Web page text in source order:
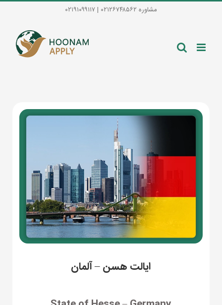
مشاوره ۰۲۱۲۶۷۴۸۵۶۲ | ۰۲۱۹۱۰۹۹۱۱۷
ایالت هسن – آلمان